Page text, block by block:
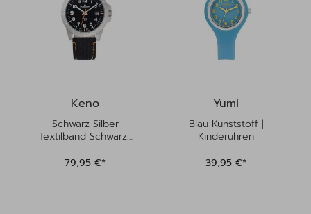
Keno
Schwarz Silber
Textilband Schwarz |
79,95 €*
Yumi
Blau Kunststoff |
Kinderuhren
39,95 €*